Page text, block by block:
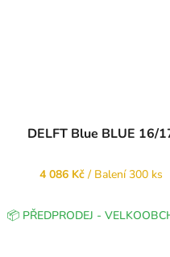
DELFT Blue BLUE 16/
4 086 Kč / Balení 300 ks
📦 PŘEDPRODEJ -